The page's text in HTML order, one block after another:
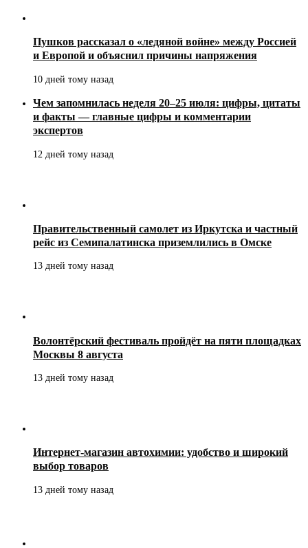
Пушков рассказал о «ледяной войне» между Россией
и Европой и объяснил причины напряжения
10 дней тому назад
Чем запомнилась неделя 20–25 июля: цифры, цитаты
и факты — главные цифры и комментарии
экспертов
12 дней тому назад
Правительственный самолет из Иркутска и частный
рейс из Семипалатинска приземлились в Омске
13 дней тому назад
Волонтёрский фестиваль пройдёт на пяти площадках
Москвы 8 августа
13 дней тому назад
Интернет-магазин автохимии: удобство и широкий
выбор товаров
13 дней тому назад